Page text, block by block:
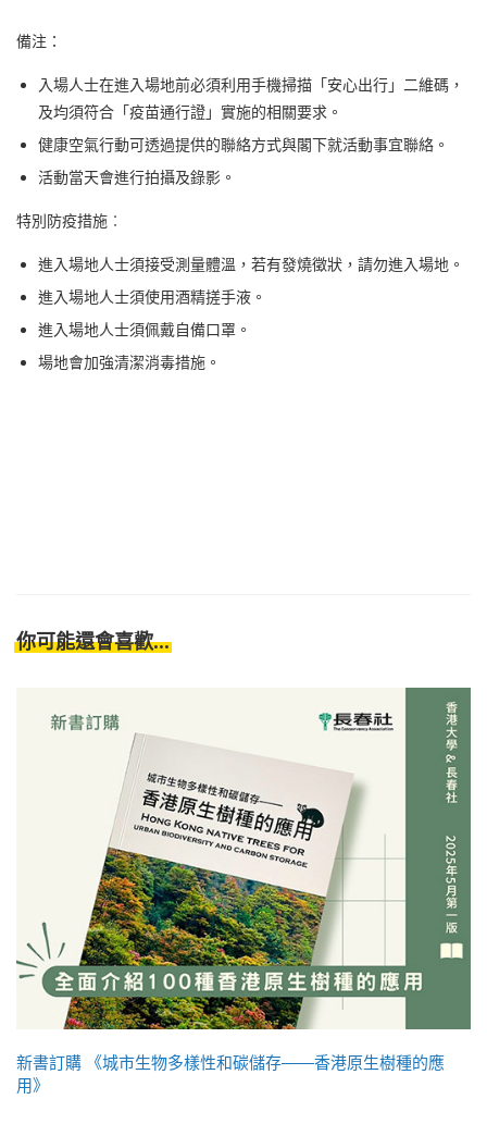
備注：
入場人士在進入場地前必須利用手機掃描「安心出行」二維碼，
及均須符合「疫苗通行證」實施的相關要求。
健康空氣行動可透過提供的聯絡方式與閣下就活動事宜聯絡。
活動當天會進行拍攝及錄影。
特別防疫措施︰
進入場地人士須接受測量體溫，若有發燒徵狀，請勿進入場地。
進入場地人士須使用酒精搓手液。
進入場地人士須佩戴自備口罩。
場地會加強清潔消毒措施。
你可能還會喜歡...
新書訂購 《城市生物多樣性和碳儲存——香港原生樹種的應
用》